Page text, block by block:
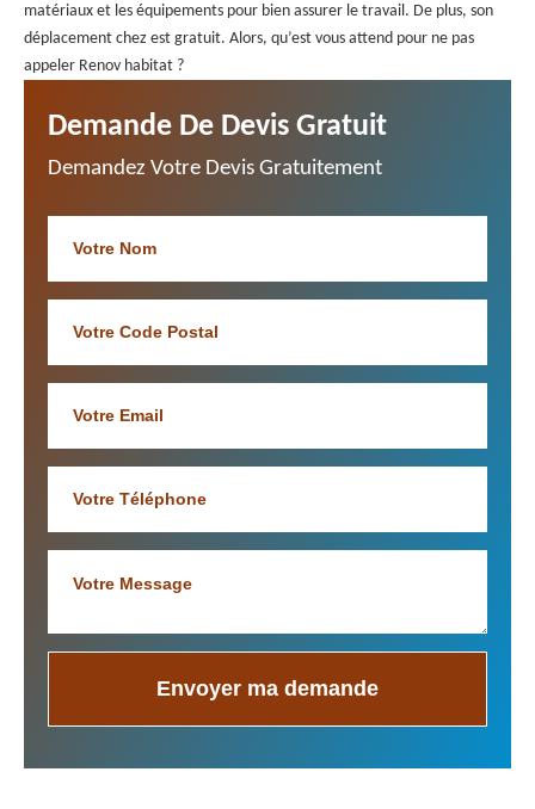
matériaux et les équipements pour bien assurer le travail. De plus, son
déplacement chez est gratuit. Alors, qu’est vous attend pour ne pas
appeler Renov habitat ?
Demande De Devis Gratuit
Demandez Votre Devis Gratuitement